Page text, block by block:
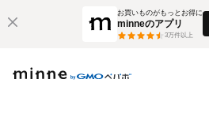
お買いものがもっとお得に
minneのアプリ
3万件以上